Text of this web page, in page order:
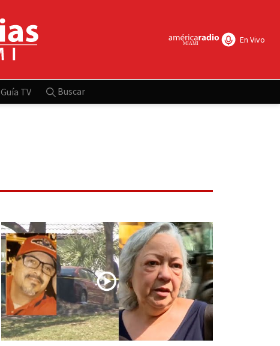
En Vivo
Guía TV Buscar